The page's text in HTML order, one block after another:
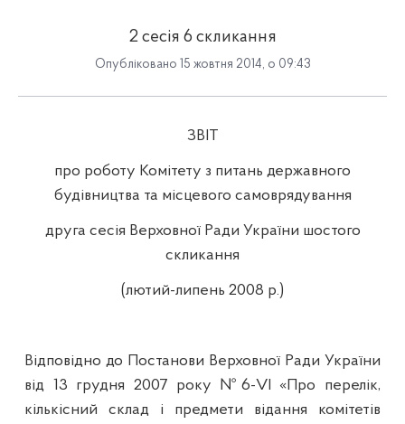
2 сесія 6 скликання
Опубліковано 15 жовтня 2014, о 09:43
ЗВІТ
про роботу Комітету з питань державного
будівництва та місцевого самоврядування
друга сесія Верховної Ради України шостого
скликання
(лютий-липень 2008 р.)
Відповідно до Постанови Верховної Ради України
від 13 грудня 2007 року №6-VI«Про перелік,
кількісний склад і предмети відання комітетів